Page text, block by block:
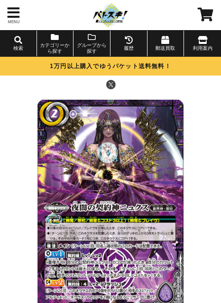
MENU
検索
カテゴリーか
ら探す
グループから
探す
履歴 郵送買取 利用案内
1万円以上購入でゆうパケット送料無料！